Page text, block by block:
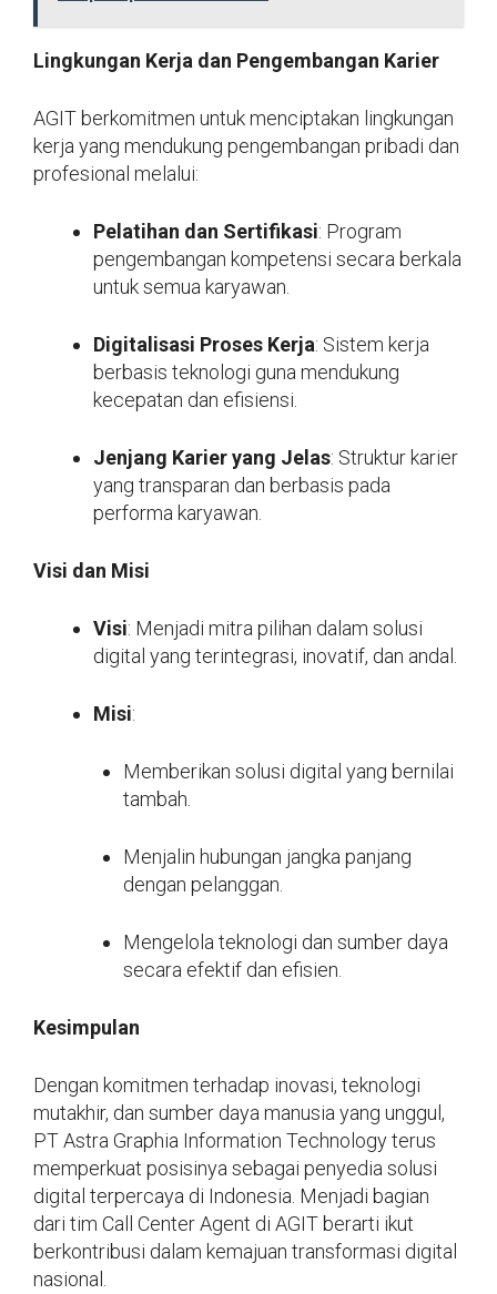
Lingkungan Kerja dan Pengembangan Karier
AGIT berkomitmen untuk menciptakan lingkungan
kerja yang mendukung pengembangan pribadi dan
profesional melalui:
Pelatihan dan Sertifikasi: Program
pengembangan kompetensi secara berkala
untuk semua karyawan.
Digitalisasi Proses Kerja: Sistem kerja
berbasis teknologi guna mendukung
kecepatan dan efisiensi.
Jenjang Karier yang Jelas: Struktur karier
yang transparan dan berbasis pada
performa karyawan.
Visi dan Misi
Visi: Menjadi mitra pilihan dalam solusi
digital yang terintegrasi, inovatif, dan andal.
Misi:
Memberikan solusi digital yang bernilai
tambah.
Menjalin hubungan jangka panjang
dengan pelanggan.
Mengelola teknologi dan sumber daya
secara efektif dan efisien.
Kesimpulan
Dengan komitmen terhadap inovasi, teknologi
mutakhir, dan sumber daya manusia yang unggul,
PT Astra Graphia Information Technology terus
memperkuat posisinya sebagai penyedia solusi
digital terpercaya di Indonesia. Menjadi bagian
dari tim Call Center Agent di AGIT berarti ikut
berkontribusi dalam kemajuan transformasi digital
nasional.